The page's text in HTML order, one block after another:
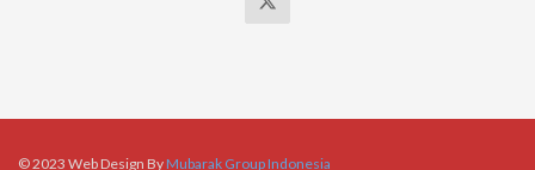
© 2023 Web Design ByMubarak Group Indonesia